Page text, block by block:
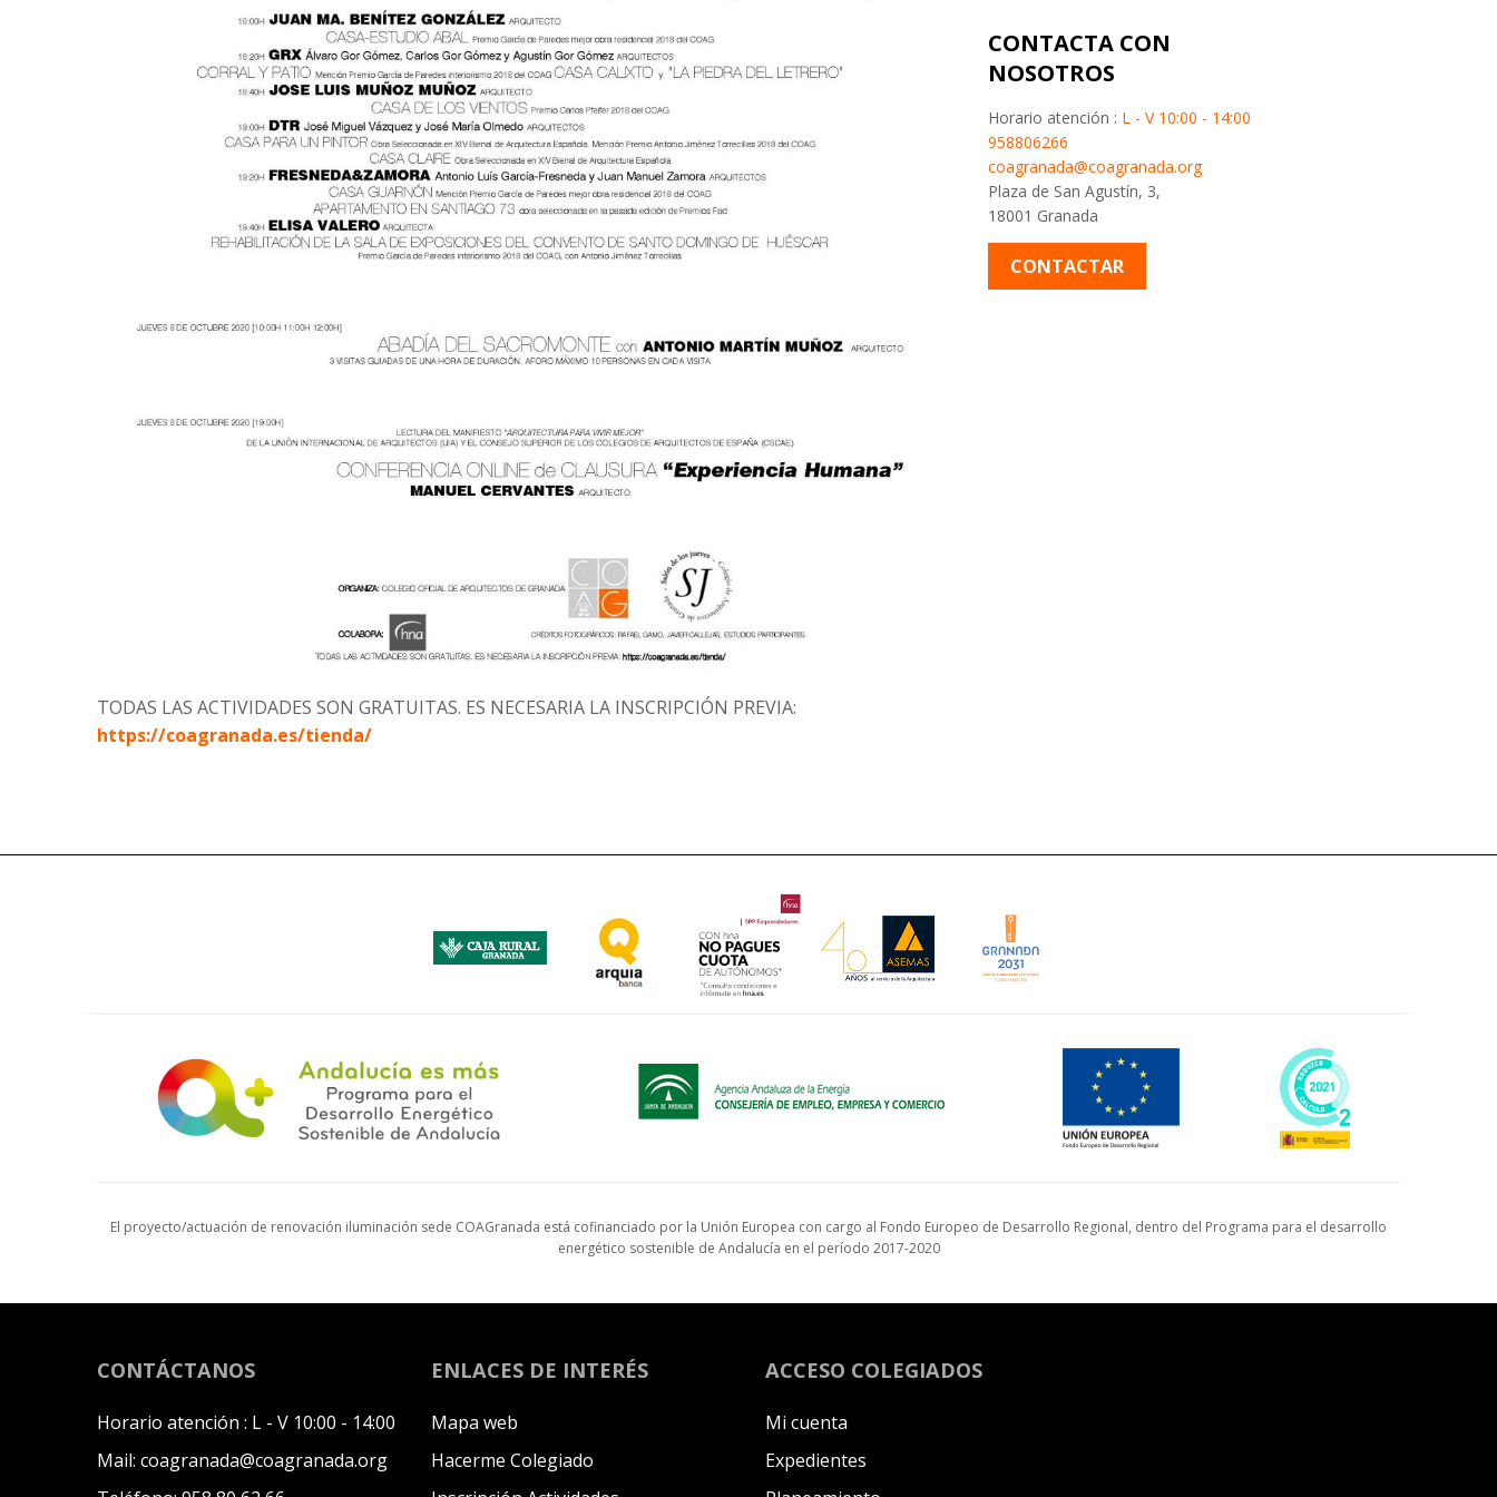
TODAS LAS ACTIVIDADES SON GRATUITAS. ES NECESARIA LA INSCRIPCIÓN PREVIA:
https://coagranada.es/tienda/
CONTACTA CON
NOSOTROS
Horario atención : L - V 10:00 - 14:00
958806266
coagranada@coagranada.org
Plaza de San Agustín, 3,
18001 Granada
CONTACTAR
El proyecto/actuación de renovación iluminación sede COAGranada está cofinanciado por la Unión Europea con cargo al Fondo Europeo de Desarrollo Regional, dentro del Programa para el desarrollo
energético sostenible de Andalucía en el período 2017-2020
CONTÁCTANOS
Horario atención : L - V 10:00 - 14:00
Mail: coagranada@coagranada.org
ENLACES DE INTERÉS
Mapa web
Hacerme Colegiado
ACCESO COLEGIADOS
Mi cuenta
Expedientes